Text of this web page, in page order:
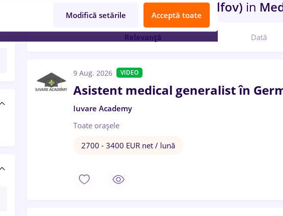
inBranesti (Ilfov) in
Relevanță Dată
9 Aug. 2026 VIDEO
Asistent medical generalist în
Iuvare Academy
Toate oraşele
2700 - 3400 EUR net / lună
Modifică setările Acceptă toate